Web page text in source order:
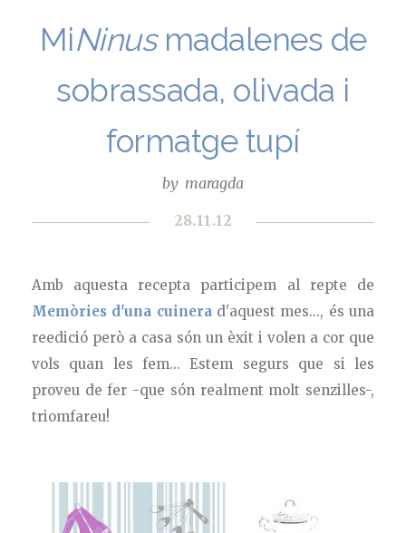
MiNinusmadalenes de
sobrassada, olivada i
formatge tupí
by maragda
28.11.12
Amb aquesta recepta participem al repte de
Memòries d'una cuinerad'aquest mes..., és una
reedició però a casa són un èxit i volen a cor que
vols quan les fem... Estem segurs que si les
proveu de fer -que són realment molt senzilles-,
triomfareu!